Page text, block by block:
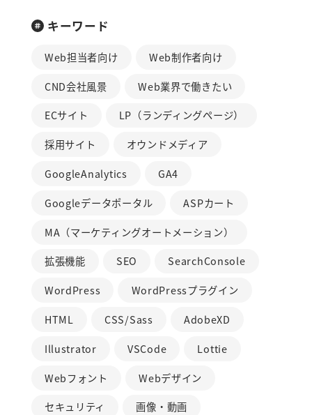
キーワード
Web担当者向け
Web制作者向け
CND会社風景
Web業界で働きたい
ECサイト
LP（ランディングページ）
採用サイト
オウンドメディア
GoogleAnalytics
GA4
Googleデータポータル
ASPカート
MA（マーケティングオートメーション）
拡張機能
SEO
SearchConsole
WordPress
WordPressプラグイン
HTML
CSS/Sass
AdobeXD
Illustrator
VSCode
Lottie
Webフォント
Webデザイン
セキュリティ
画像・動画